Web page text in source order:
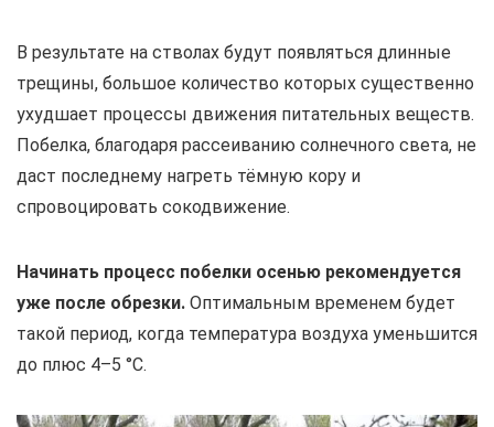
В результате на стволах будут появляться длинные
трещины, большое количество которых существенно
ухудшает процессы движения питательных веществ.
Побелка, благодаря рассеиванию солнечного света, не
даст последнему нагреть тёмную кору и
спровоцировать сокодвижение.
Начинать процесс побелки осенью рекомендуется
уже после обрезки. Оптимальным временем будет
такой период, когда температура воздуха уменьшится
до плюс 4–5 °С.